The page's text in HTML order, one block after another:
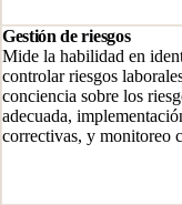
Gestión de riesgos
Mide la habilidad en
controlar riesgos
conciencia sobre los
adecuada,
correctivas, y monitoreo